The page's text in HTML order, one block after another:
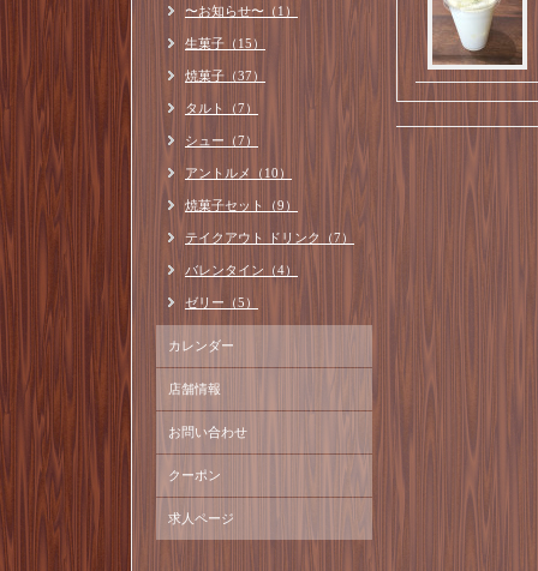
〜お知らせ〜（1）
生菓子（15）
焼菓子（37）
タルト（7）
シュー（7）
アントルメ（10）
焼菓子セット（9）
テイクアウト ドリンク（7）
バレンタイン（4）
ゼリー（5）
カレンダー
店舗情報
お問い合わせ
クーポン
求人ページ